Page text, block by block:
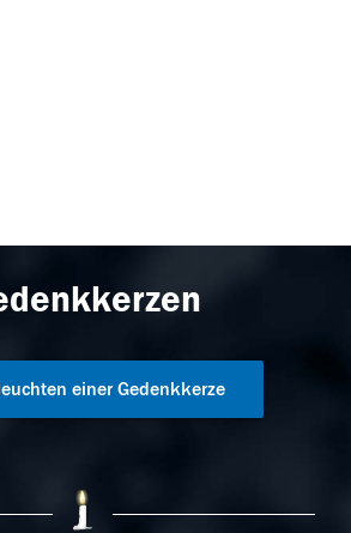
einer Gedenkkerze